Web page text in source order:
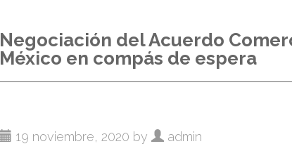
Negociación del Acuerdo
México en compás de espera
19 noviembre, 2020 by admin